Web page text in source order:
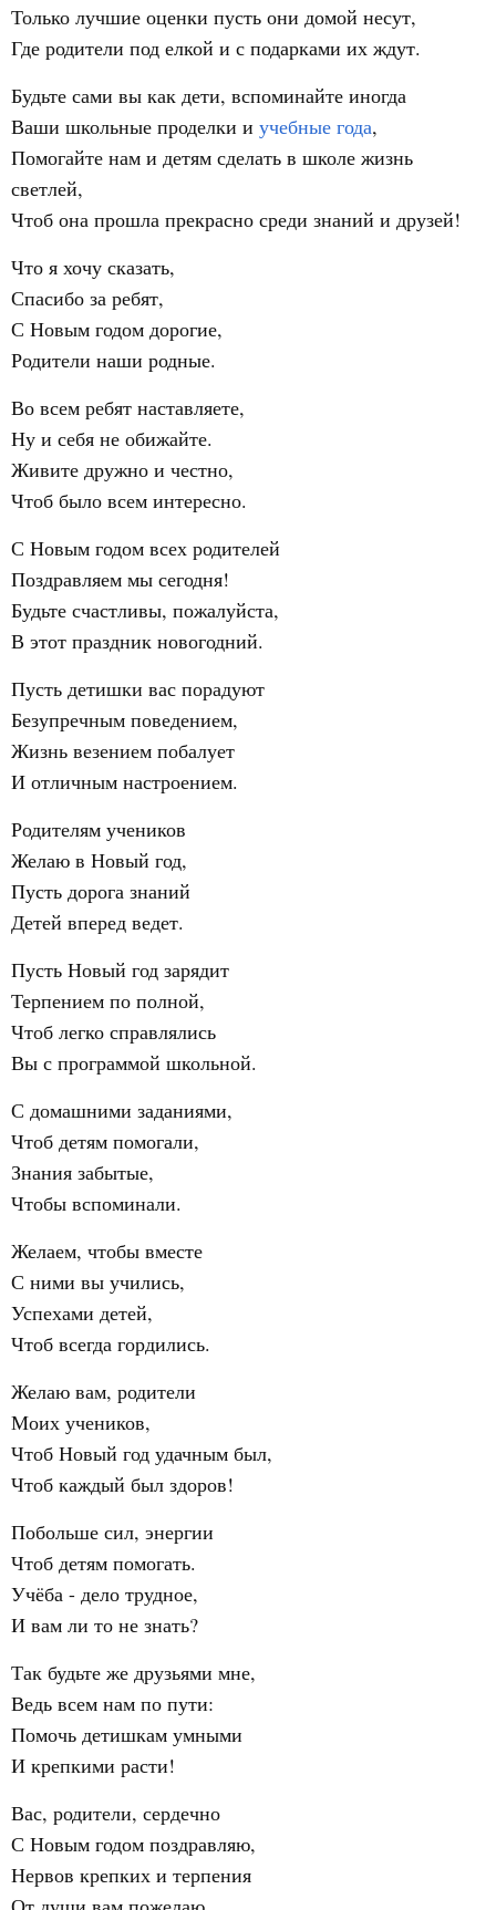
Только лучшие оценки пусть они домой несут,
Где родители под елкой и с подарками их ждут.
Будьте сами вы как дети, вспоминайте иногда
Ваши школьные проделки и учебные года,
Помогайте нам и детям сделать в школе жизнь
светлей,
Чтоб она прошла прекрасно среди знаний и друзей!
Что я хочу сказать,
Спасибо за ребят,
С Новым годом дорогие,
Родители наши родные.
Во всем ребят наставляете,
Ну и себя не обижайте.
Живите дружно и честно,
Чтоб было всем интересно.
С Новым годом всех родителей
Поздравляем мы сегодня!
Будьте счастливы, пожалуйста,
В этот праздник новогодний.
Пусть детишки вас порадуют
Безупречным поведением,
Жизнь везением побалует
И отличным настроением.
Родителям учеников
Желаю в Новый год,
Пусть дорога знаний
Детей вперед ведет.
Пусть Новый год зарядит
Терпением по полной,
Чтоб легко справлялись
Вы с программой школьной.
С домашними заданиями,
Чтоб детям помогали,
Знания забытые,
Чтобы вспоминали.
Желаем, чтобы вместе
С ними вы учились,
Успехами детей,
Чтоб всегда гордились.
Желаю вам, родители
Моих учеников,
Чтоб Новый год удачным был,
Чтоб каждый был здоров!
Побольше сил, энергии
Чтоб детям помогать.
Учёба - дело трудное,
И вам ли то не знать?
Так будьте же друзьями мне,
Ведь всем нам по пути:
Помочь детишкам умными
И крепкими расти!
Вас, родители, сердечно
С Новым годом поздравляю,
Нервов крепких и терпения